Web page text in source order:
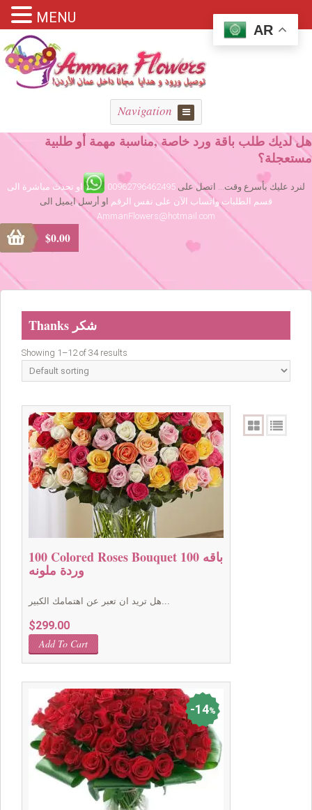
Navigation
هل لديك طلب باقة ورد خاصة ,مناسبة مهمة أو طلبية
مستعجلة؟
لنرد عليك بأسرع وقت... اتصل على 00962796462495
او تحدث مباشرة الى
قسم الطلبات واتساب الآن على نفس الرقم او أرسل ايميل الى
AmmanFlowers@hotmail.com
$0.00
Thanks شكر
Showing 1–12 of 34 results
100 Colored Roses Bouquet باقه 100
وردة ملونه
هل تريد ان تعبر عن اهتمامك الكبير...
$299.00
Add To Cart
14%
AR
MENU